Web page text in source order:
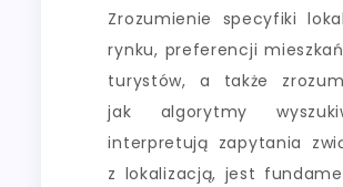
Zrozumienie specyfiki
rynku, preferencji
turystów, a także
jak algorytmy
interpretują zapytania
z lokalizacją, jest